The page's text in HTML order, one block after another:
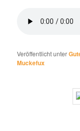
Veröffentlicht unter
Muckefux